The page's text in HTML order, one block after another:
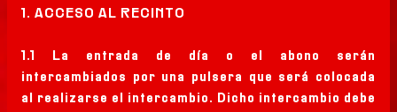
SPONSORS
1. ACCESO AL RECINTO
1.1 La entrada de día o el abono serán
intercambiados por una pulsera que será colocada
al realizarse el intercambio. Dicho intercambio debe